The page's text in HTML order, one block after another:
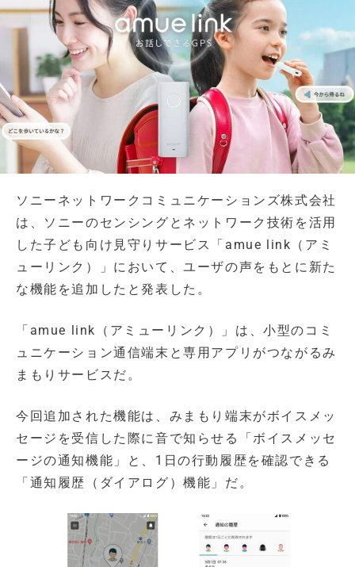
ソニーネットワークコミュニケーションズ株式会社
は、ソニーのセンシングとネットワーク技術を活用
した子ども向け見守りサービス「amue link（アミ
ューリンク）」において、ユーザの声をもとに新た
な機能を追加したと発表した。
「amue link（アミューリンク）」は、小型のコミ
ュニケーション通信端末と専用アプリがつながるみ
まもりサービスだ。
今回追加された機能は、みまもり端末がボイスメッ
セージを受信した際に音で知らせる「ボイスメッセ
ージの通知機能」と、1日の行動履歴を確認できる
「通知履歴（ダイアログ）機能」だ。